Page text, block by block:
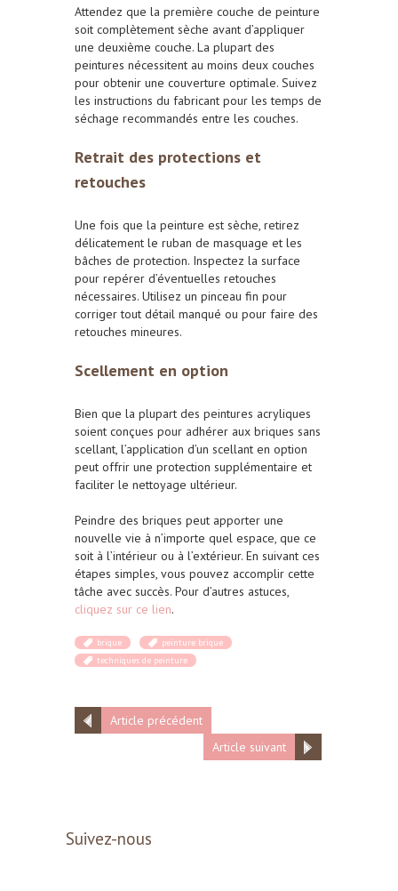
Attendez que la première couche de peinture
soit complètement sèche avant d’appliquer
une deuxième couche. La plupart des
peintures nécessitent au moins deux couches
pour obtenir une couverture optimale. Suivez
les instructions du fabricant pour les temps de
séchage recommandés entre les couches.
Retrait des protections et
retouches
Une fois que la peinture est sèche, retirez
délicatement le ruban de masquage et les
bâches de protection. Inspectez la surface
pour repérer d’éventuelles retouches
nécessaires. Utilisez un pinceau fin pour
corriger tout détail manqué ou pour faire des
retouches mineures.
Scellement en option
Bien que la plupart des peintures acryliques
soient conçues pour adhérer aux briques sans
scellant, l’application d’un scellant en option
peut offrir une protection supplémentaire et
faciliter le nettoyage ultérieur.
Peindre des briques peut apporter une
nouvelle vie à n’importe quel espace, que ce
soit à l’intérieur ou à l’extérieur. En suivant ces
étapes simples, vous pouvez accomplir cette
tâche avec succès. Pour d’autres astuces,
cliquez sur ce lien.
brique
peinture brique
techniques de peinture
Article précédent
Article suivant
Suivez-nous